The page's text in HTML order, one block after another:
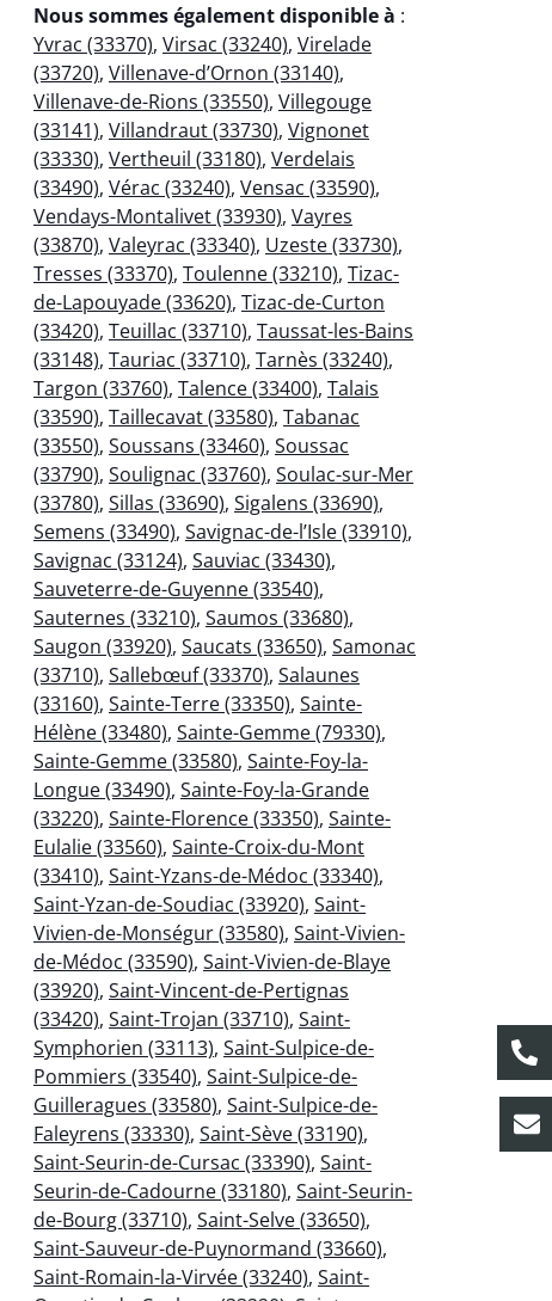
Nous sommes également disponible à :
Yvrac (33370), Virsac (33240), Virelade
(33720), Villenave-d’Ornon (33140),
Villenave-de-Rions (33550), Villegouge
(33141), Villandraut (33730), Vignonet
(33330), Vertheuil (33180), Verdelais
(33490), Vérac (33240), Vensac (33590),
Vendays-Montalivet (33930), Vayres
(33870), Valeyrac (33340), Uzeste (33730),
Tresses (33370), Toulenne (33210), Tizac-
de-Lapouyade (33620), Tizac-de-Curton
(33420), Teuillac (33710), Taussat-les-Bains
(33148), Tauriac (33710), Tarnès (33240),
Targon (33760), Talence (33400), Talais
(33590), Taillecavat (33580), Tabanac
(33550), Soussans (33460), Soussac
(33790), Soulignac (33760), Soulac-sur-Mer
(33780), Sillas (33690), Sigalens (33690),
Semens (33490), Savignac-de-l’Isle (33910),
Savignac (33124), Sauviac (33430),
Sauveterre-de-Guyenne (33540),
Sauternes (33210), Saumos (33680),
Saugon (33920), Saucats (33650), Samonac
(33710), Sallebœuf (33370), Salaunes
(33160), Sainte-Terre (33350), Sainte-
Hélène (33480), Sainte-Gemme (79330),
Sainte-Gemme (33580), Sainte-Foy-la-
Longue (33490), Sainte-Foy-la-Grande
(33220), Sainte-Florence (33350), Sainte-
Eulalie (33560), Sainte-Croix-du-Mont
(33410), Saint-Yzans-de-Médoc (33340),
Saint-Yzan-de-Soudiac (33920), Saint-
Vivien-de-Monségur (33580), Saint-Vivien-
de-Médoc (33590), Saint-Vivien-de-Blaye
(33920), Saint-Vincent-de-Pertignas
(33420), Saint-Trojan (33710), Saint-
Symphorien (33113), Saint-Sulpice-de-
Pommiers (33540), Saint-Sulpice-de-
Guilleragues (33580), Saint-Sulpice-de-
Faleyrens (33330), Saint-Sève (33190),
Saint-Seurin-de-Cursac (33390), Saint-
Seurin-de-Cadourne (33180), Saint-Seurin-
de-Bourg (33710), Saint-Selve (33650),
Saint-Sauveur-de-Puynormand (33660),
Saint-Romain-la-Virvée (33240), Saint-